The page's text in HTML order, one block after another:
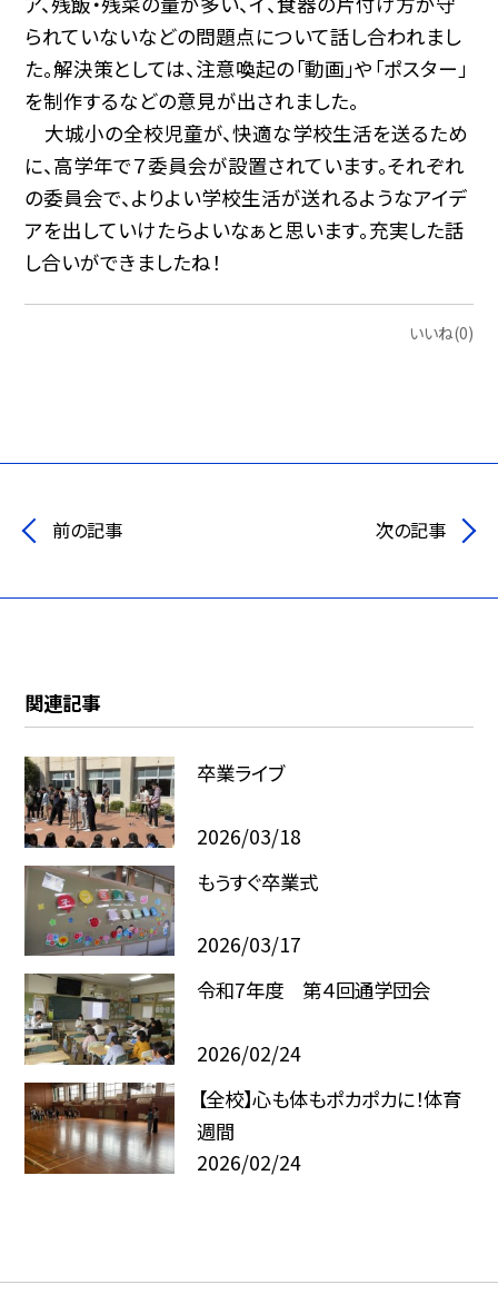
られていないなどの問題点について話し合われまし
た。解決策としては、注意喚起の「動画」や「ポスター」
を制作するなどの意見が出されました。
大城小の全校児童が、快適な学校生活を送るため
に、高学年で７委員会が設置されています。それぞれ
の委員会で、よりよい学校生活が送れるようなアイデ
アを出していけたらよいなぁと思います。充実した話
し合いができましたね！
いいね(0)
前の記事 次の記事
関連記事
卒業ライブ
2026/03/18
もうすぐ卒業式
2026/03/17
令和7年度 第４回通学団会
2026/02/24
【全校】心も体もポカポカに！体育
週間
2026/02/24